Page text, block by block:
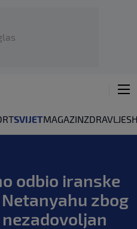
SVIJETMAGAZINZDRAVLJE
odbio iranske
zbog